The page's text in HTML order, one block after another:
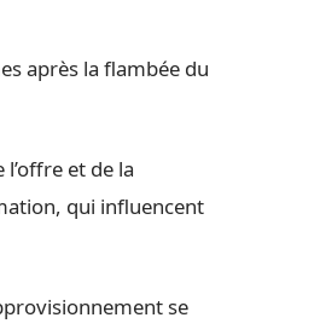
après la flambée du
et de la
qui influencent
se